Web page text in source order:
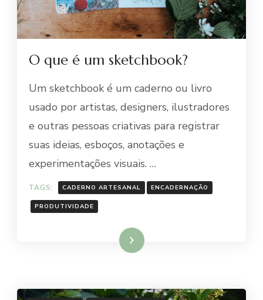
O que é um sketchbook?
Um sketchbook é um caderno ou livro
usado por artistas, designers, ilustradores
e outras pessoas criativas para registrar
suas ideias, esboços, anotações e
experimentações visuais. …
TAGS: CADERNO ARTESANAL ENCADERNAÇÃO
PRODUTIVIDADE
Ler mais